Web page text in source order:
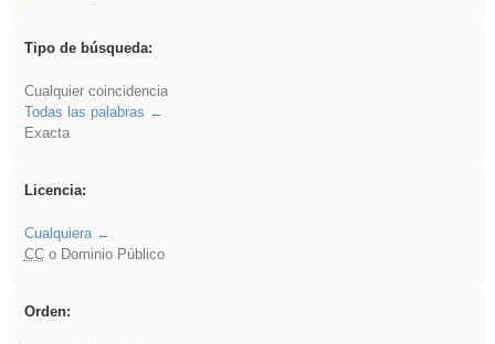
Tipo de búsqueda:
Cualquier coincidencia
Todas las palabras
Exacta
Licencia:
Cualquiera
CCo Dominio Público
Orden: